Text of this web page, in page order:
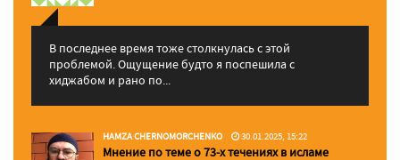
В последнее время тоже столкнулась с этой
проблемой. Ощущение будто я поспешила с
хиджабом и рано по...
HAMZA CHERNOMORCHENKO 30.01.2025, 15:22
Мнение по теме о 73-х течениях в исламе